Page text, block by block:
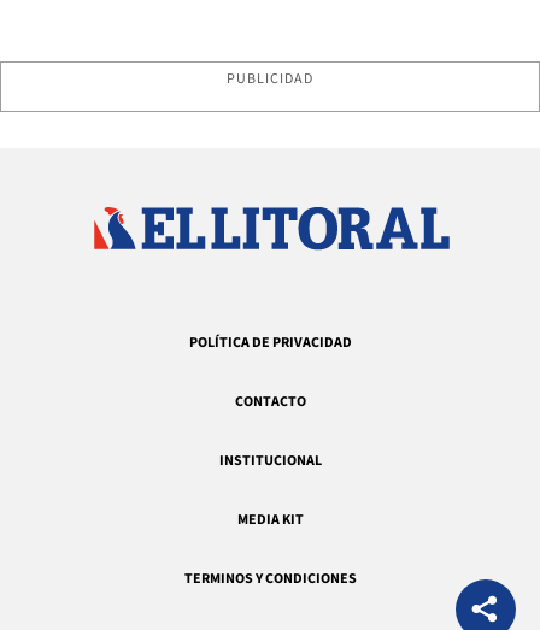
PUBLICIDAD
POLÍTICA DE PRIVACIDAD
CONTACTO
INSTITUCIONAL
MEDIA KIT
TERMINOS Y CONDICIONES